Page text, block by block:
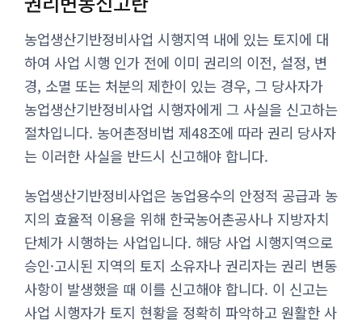
농업생산기반정비사업 시행지역 내에 있는 토지에 대
하여 사업 시행 인가 전에 이미 권리의 이전, 설정, 변
경, 소멸 또는 처분의 제한이 있는 경우, 그 당사자가
농업생산기반정비사업 시행자에게 그 사실을 신고하는
절차입니다. 농어촌정비법 제48조에 따라 권리 당사자
는 이러한 사실을 반드시 신고해야 합니다.
농업생산기반정비사업은 농업용수의 안정적 공급과 농
지의 효율적 이용을 위해 한국농어촌공사나 지방자치
단체가 시행하는 사업입니다. 해당 사업 시행지역으로
승인·고시된 지역의 토지 소유자나 권리자는 권리 변동
사항이 발생했을 때 이를 신고해야 합니다. 이 신고는
사업 시행자가 토지 현황을 정확히 파악하고 원활한 사